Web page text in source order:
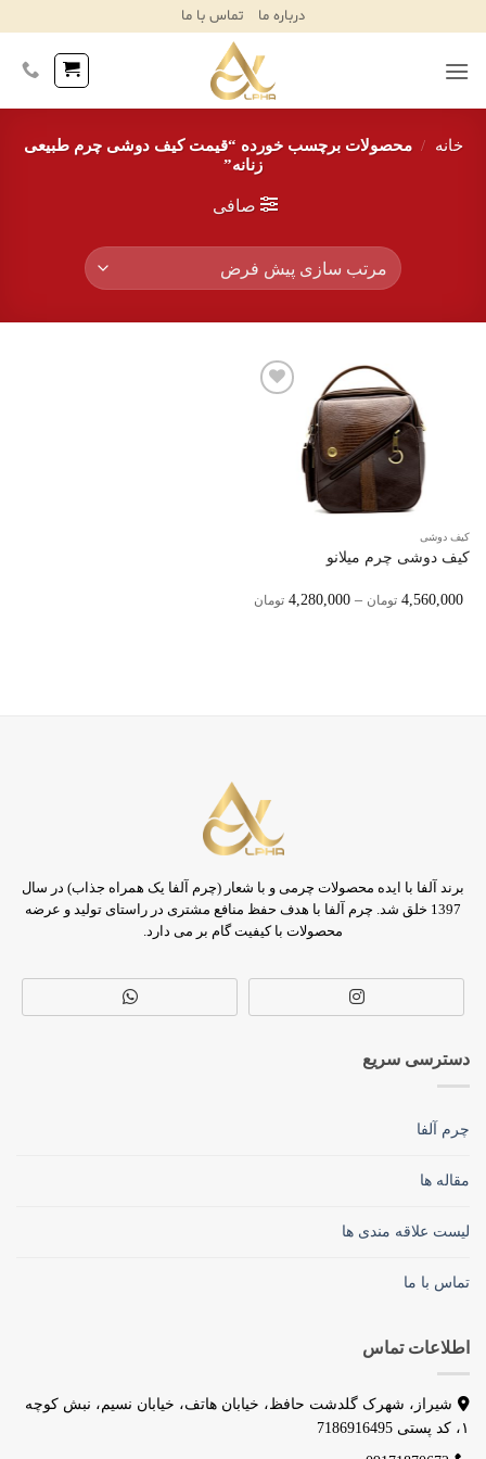
Content
درباره ما تماس با ما
خانه / محصولات برچسب خورده “قیمت کیف دوشی چرم طبیعی
زنانه”
صافی
مندی‌ها
کیف دوشی
کیف دوشی چرم میلانو
4,560,000 تومان –
4,280,000 تومان
برند آلفا با ایده محصولات چرمی و با شعار (چرم آلفا یک همراه جذاب) در سال
1397 خلق شد. چرم آلفا با هدف حفظ منافع مشتری در راستای تولید و عرضه
محصولات با کیفیت گام بر می دارد.
دسترسی سریع
چرم آلفا
مقاله ها
لیست علاقه مندی ها
تماس با ما
اطلاعات تماس
شیراز، شهرک گلدشت حافظ، خیابان هاتف، خیابان نسیم، نبش کوچه
۱، کد پستی 7186916495